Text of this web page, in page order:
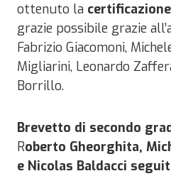
ottenuto la
grazie possibile grazie
Fabrizio Giacomoni,
Migliarini, Leonardo
Borrillo.
Brevetto di secondo
Roberto Gheorghita,
e Nicolas Baldacci